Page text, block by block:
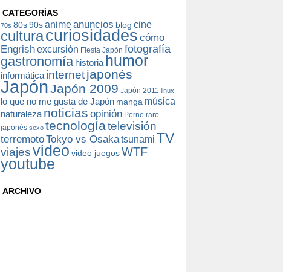
CATEGORÍAS
70s 80s 90s animeanuncios blog cine
culturacuriosidades cómo
Engrishexcursión Fiesta Japón fotografía
gastronomía historia humor
informática internetjaponés
JapónJapón 2009 Japón 2011 linux
lo que no me gusta de Japón manga música
naturaleza noticias opinión Porno raro
japonés sexo tecnologíatelevisión
terremotoTokyo vs Osakatsunami TV
viajesvideo video juegos WTF
youtube
ARCHIVO